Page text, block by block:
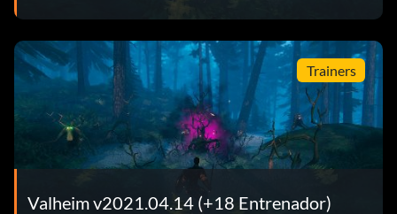
Trainers
Valheim v2021.04.14 (+18 Entrenador)